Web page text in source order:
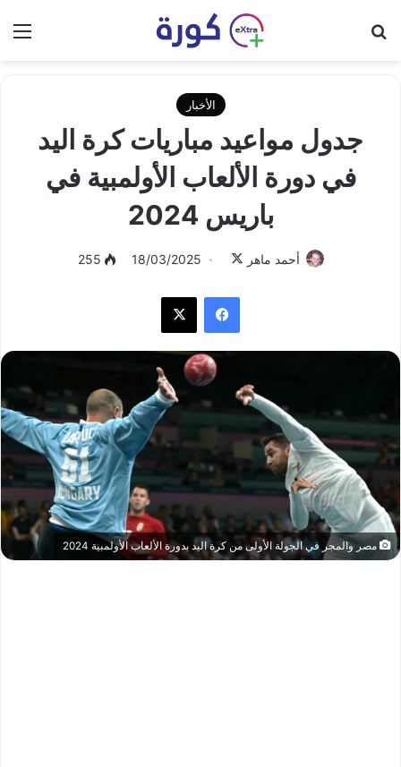
الأخبار
جدول مواعيد مباريات كرة اليد
في دورة الألعاب الأولمبية في
باريس 2024
أحمد ماهر
ب
ع
18/03/2025
255
فيسبوك
مصر والمجر في الجولة الأولى من كرة اليد بدورة الألعاب الأولمبية 2024